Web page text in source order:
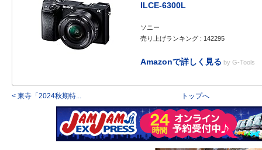
ILCE-6300L
ソニー
売り上げランキング : 142295
Amazonで詳しく見る by G-Tools
< 東寺「2024秋期特... トップへ